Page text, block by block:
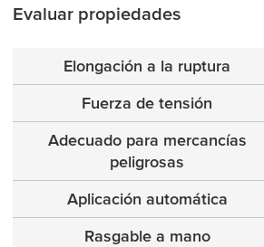
Evaluar propiedades
Elongación a la ruptura
Fuerza de tensión
Adecuado para mercancías
peligrosas
Aplicación automática
Rasgable a mano